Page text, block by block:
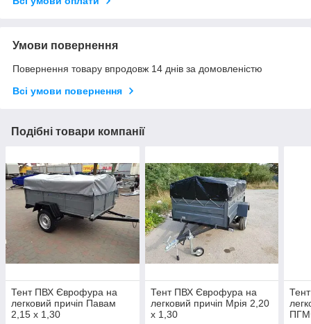
Умови повернення
Повернення товару впродовж 14 днів за домовленістю
Всі умови повернення
Подібні товари компанії
Тент ПВХ Єврофура на
легковий причіп Павам
2,15 х 1,30
Тент ПВХ Єврофура на
легковий причіп Мрія 2,20
х 1,30